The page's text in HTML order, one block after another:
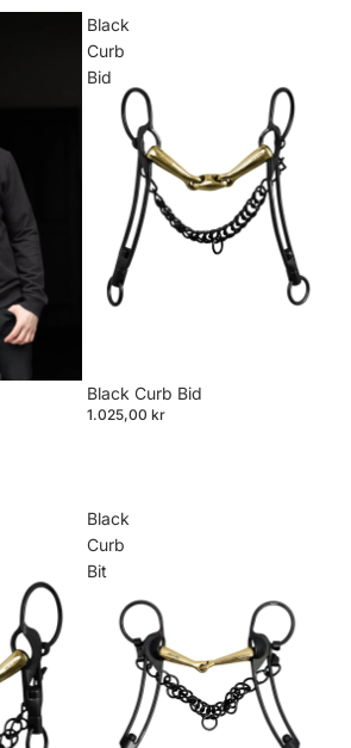
Black
Curb
Bid
Black Curb Bid
1.025,00 kr
Black
Curb
Bit